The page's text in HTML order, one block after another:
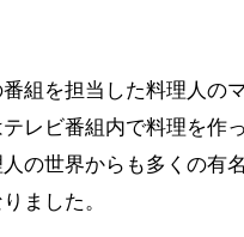
番組を担当した料理人の
レビ番組内で料理を作
人の世界からも多くの有
ました。